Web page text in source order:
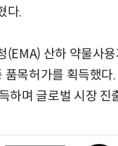
다.
산하 약물사
품목허가를 획득했
하며 글로벌 시장 진